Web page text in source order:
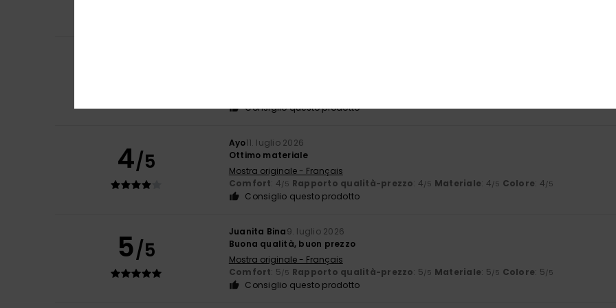
Consiglio questo prodotto
4/5
Ayo11. luglio 2026
Ottimo materiale
Mostra originale - Français
Comfort: 4/5 Rapporto qualità-prezzo: 4/5 Materiale: 4/5 Colore: 4/5
Consiglio questo prodotto
5/5
Juanita Bina9. luglio 2026
Buona qualità, buon prezzo
Mostra originale - Français
Comfort: 5/5 Rapporto qualità-prezzo: 5/5 Materiale: 5/5 Colore: 5/5
Consiglio questo prodotto